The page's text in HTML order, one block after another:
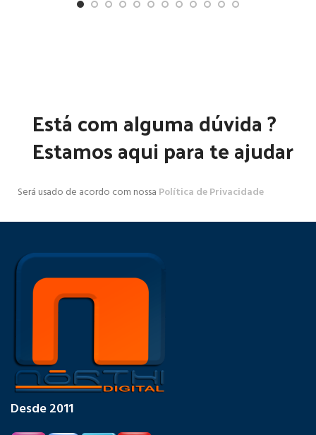
Está com alguma dúvida ?
Estamos aqui para te ajudar
Será usado de acordo com nossa Política de Privacidade
Desde 2011